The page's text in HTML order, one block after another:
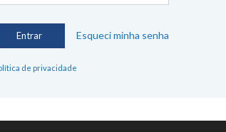
Esqueci minha senha
de privacidade